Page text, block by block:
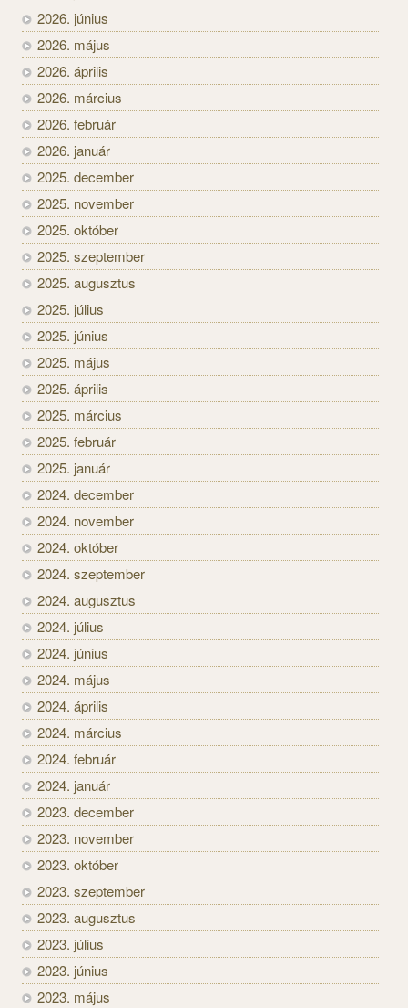
2026. június
2026. május
2026. április
2026. március
2026. február
2026. január
2025. december
2025. november
2025. október
2025. szeptember
2025. augusztus
2025. július
2025. június
2025. május
2025. április
2025. március
2025. február
2025. január
2024. december
2024. november
2024. október
2024. szeptember
2024. augusztus
2024. július
2024. június
2024. május
2024. április
2024. március
2024. február
2024. január
2023. december
2023. november
2023. október
2023. szeptember
2023. augusztus
2023. július
2023. június
2023. május